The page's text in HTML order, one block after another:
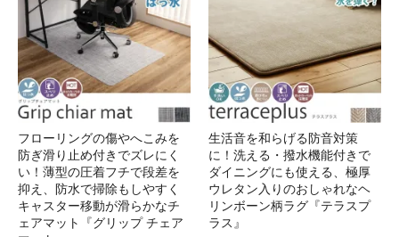
フローリングの傷やへこみを
防ぎ滑り止め付きでズレにく
い！薄型の圧着フチで段差を
抑え、防水で掃除もしやすく
キャスター移動が滑らかなチ
ェアマット『グリップ チェア
生活音を和らげる防音対策
に！洗える・撥水機能付きで
ダイニングにも使える、極厚
ウレタン入りのおしゃれなヘ
リンボーン柄ラグ『テラスプ
ラス』